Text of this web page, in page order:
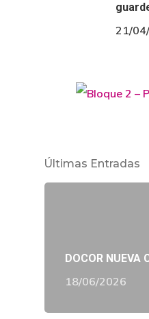
21/
Últimas Entradas
DOCOR NUEVA
18/06/2026